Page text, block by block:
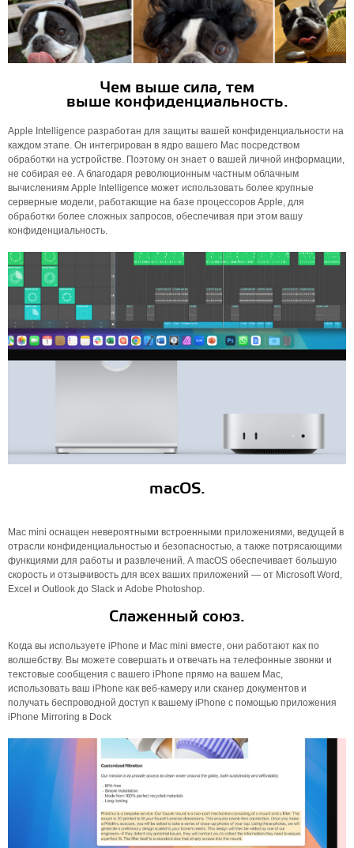
Чем выше сила, тем
выше конфиденциальность.
Apple Intelligence разработан для защиты вашей конфиденциальности на
каждом этапе. Он интегрирован в ядро ​​вашего Mac посредством
обработки на устройстве. Поэтому он знает о вашей личной информации,
не собирая ее. А благодаря революционным частным облачным
вычислениям Apple Intelligence может использовать более крупные
серверные модели, работающие на базе процессоров Apple, для
обработки более сложных запросов, обеспечивая при этом вашу
конфиденциальность.
macOS.
Mac mini оснащен невероятными встроенными приложениями, ведущей в
отрасли конфиденциальностью и безопасностью, а также потрясающими
функциями для работы и развлечений. А macOS обеспечивает большую
скорость и отзывчивость для всех ваших приложений — от Microsoft Word,
Excel и Outlook до Slack и Adobe Photoshop.
Слаженный союз.
Когда вы используете iPhone и Mac mini вместе, они работают как по
волшебству. Вы можете совершать и отвечать на телефонные звонки и
текстовые сообщения с вашего iPhone прямо на вашем Mac,
использовать ваш iPhone как веб-камеру или сканер документов и
получать беспроводной доступ к вашему iPhone с помощью приложения
iPhone Mirroring в Dock